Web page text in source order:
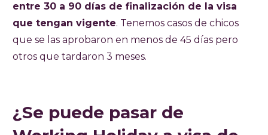
entre 30 a 90 días de finalización de la visa
que tengan vigente. Tenemos casos de chicos
que se las aprobaron en menos de 45 días pero
otros que tardaron 3 meses.
¿Se puede pasar de